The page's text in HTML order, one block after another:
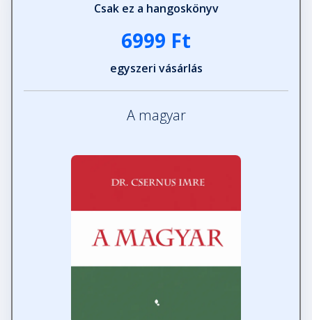
Csak ez a hangoskönyv
6999 Ft
egyszeri vásárlás
A magyar